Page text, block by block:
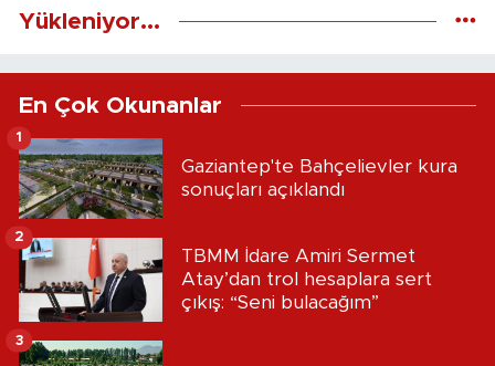
Yükleniyor...
En Çok Okunanlar
Gaziantep'te Bahçelievler kura
sonuçları açıklandı
1
TBMM İdare Amiri Sermet
Atay’dan trol hesaplara sert
çıkış: “Seni bulacağım”
2
3